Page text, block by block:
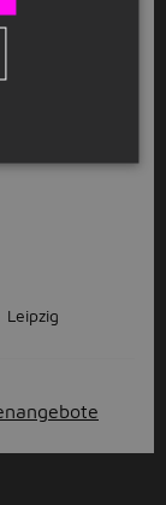
/ ICM /
(m/w/d)
Leipzig